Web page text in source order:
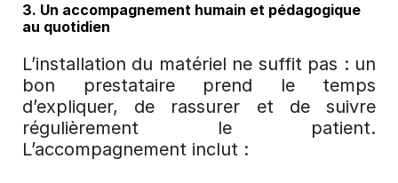
3. Un accompagnement humain et pédagogique
au quotidien
L’installation du matériel ne suffit pas : un
bon prestataire prend le temps
d’expliquer, de rassurer et de suivre
régulièrement le patient.
L’accompagnement inclut :